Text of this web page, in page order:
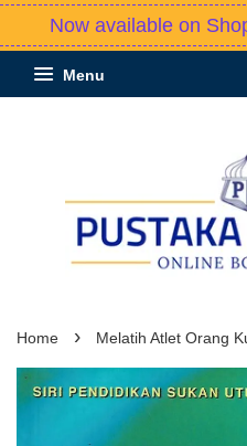
Now available on
Menu
Home › Melatih Atlet Orang